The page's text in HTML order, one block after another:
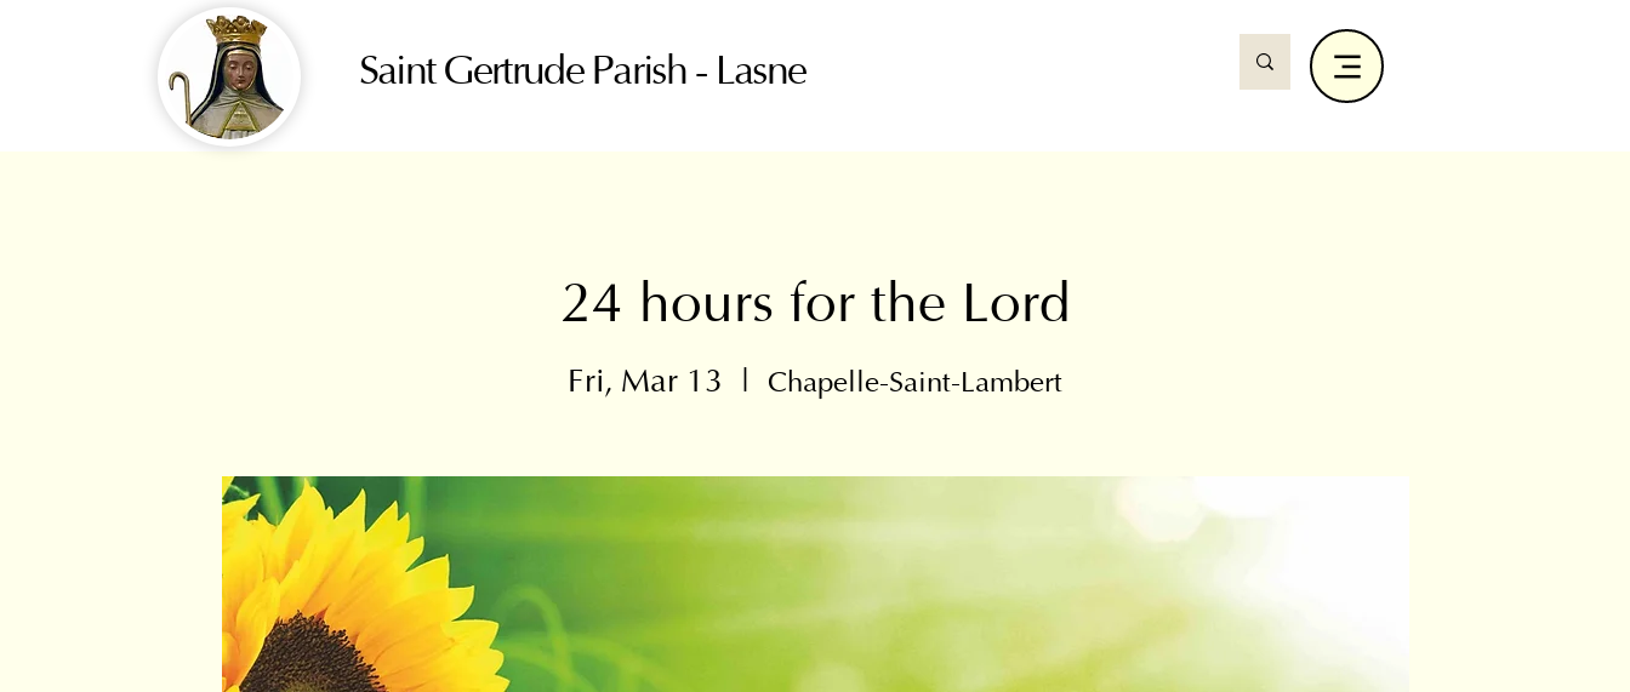
Saint Gertrude Parish - Lasne
24 hours for the Lord
Fri, Mar 13
  |
Chapelle-Saint-Lambert